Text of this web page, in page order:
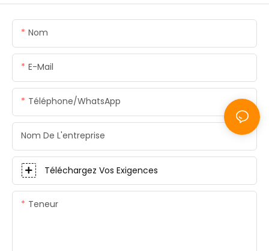
Nom
E-Mail
Téléphone/WhatsApp
Nom De L'entreprise
Téléchargez Vos Exigences
Teneur